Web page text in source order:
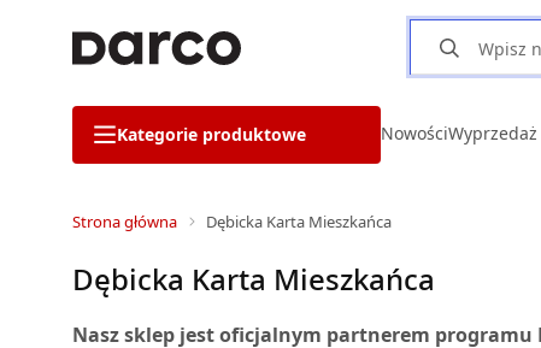
Kategorie produktowe NowościWyprzedaż
Strona główna Dębicka Karta Mieszkańca
Dębicka Karta Mieszkańca
Nasz sklep jest oficjalnym partnerem programu